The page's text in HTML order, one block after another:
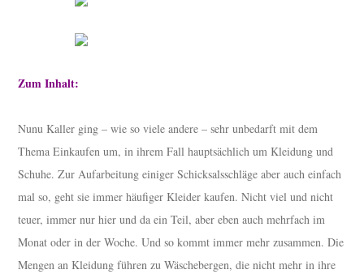
Zum Inhalt:
Nunu Kaller ging – wie so viele andere – sehr unbedarft mit dem
Thema Einkaufen um, in ihrem Fall hauptsächlich um Kleidung und
Schuhe. Zur Aufarbeitung einiger Schicksalsschläge aber auch einfach
mal so, geht sie immer häufiger Kleider kaufen. Nicht viel und nicht
teuer, immer nur hier und da ein Teil, aber eben auch mehrfach im
Monat oder in der Woche. Und so kommt immer mehr zusammen. Die
Mengen an Kleidung führen zu Wäschebergen, die nicht mehr in ihre